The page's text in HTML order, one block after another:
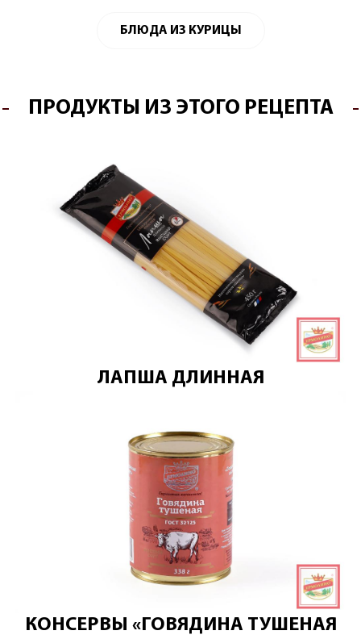
БЛЮДА ИЗ КУРИЦЫ
ПРОДУКТЫ ИЗ ЭТОГО РЕЦЕПТА
ЛАПША ДЛИННАЯ
КОНСЕРВЫ «ГОВЯДИНА ТУШЕНАЯ